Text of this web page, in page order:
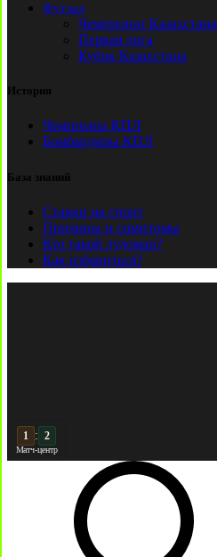
Футзал
Чемпионат Казахстана
Первая лига
Кубок Казахстана
История
Чемпионы КПЛ
Бомбардиры КПЛ
База знаний
Ставки на спорт
Причины и симптомы
Кто такой лудоман?
Как избавиться?
2 : 2
Матч-центр